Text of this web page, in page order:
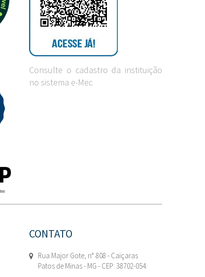
Consulte o cadastro da instituição
no sistema e-Mec
CONTATO
Rua Major Gote, n° 808 - Caiçaras
Patos de Minas - MG - CEP: 38702-054.